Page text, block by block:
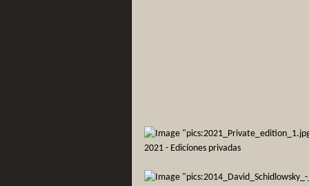
2021 - Edicíones privadas